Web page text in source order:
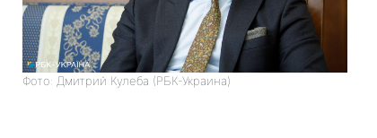
Фото: Дмитрий Кулеба (РБК-Украина)